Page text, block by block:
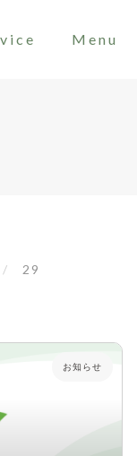
Menu
/ 29
お知らせ